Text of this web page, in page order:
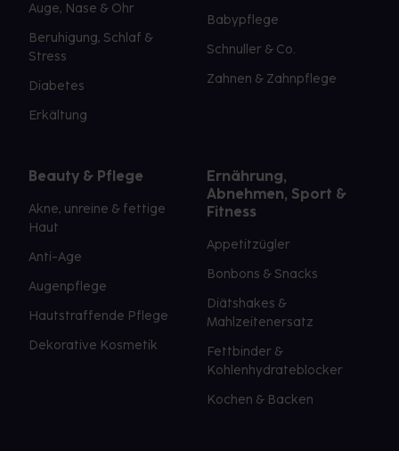
Auge, Nase & Ohr
Beruhigung, Schlaf &
Stress
Diabetes
Erkältung
Babypflege
Schnuller & Co.
Zahnen & Zahnpflege
Beauty & Pflege
Akne, unreine & fettige
Haut
Anti-Age
Augenpflege
Hautstraffende Pflege
Dekorative Kosmetik
Ernährung,
Abnehmen, Sport &
Fitness
Appetitzügler
Bonbons & Snacks
Diätshakes &
Mahlzeitenersatz
Fettbinder &
Kohlenhydrateblocker
Kochen & Backen